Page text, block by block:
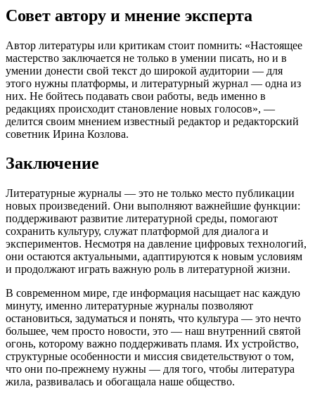
Совет автору и мнение эксперта
Автор литературы или критикам стоит помнить: «Настоящее
мастерство заключается не только в умении писать, но и в
умении донести свой текст до широкой аудитории — для
этого нужны платформы, и литературный журнал — одна из
них. Не бойтесь подавать свои работы, ведь именно в
редакциях происходит становление новых голосов», —
делится своим мнением известный редактор и редакторский
советник Ирина Козлова.
Заключение
Литературные журналы — это не только место публикации
новых произведений. Они выполняют важнейшие функции:
поддерживают развитие литературной среды, помогают
сохранить культуру, служат платформой для диалога и
экспериментов. Несмотря на давление цифровых технологий,
они остаются актуальными, адаптируются к новым условиям
и продолжают играть важную роль в литературной жизни.
В современном мире, где информация насыщает нас каждую
минуту, именно литературные журналы позволяют
остановиться, задуматься и понять, что культура — это нечто
большее, чем просто новости, это — наш внутренний святой
огонь, которому важно поддерживать пламя. Их устройство,
структурные особенности и миссия свидетельствуют о том,
что они по-прежнему нужны — для того, чтобы литература
жила, развивалась и обогащала наше общество.